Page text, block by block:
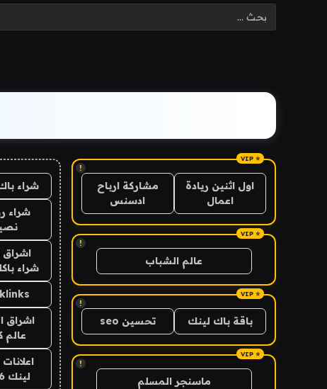
!
اول اثنين ريادة
اعمال
مشاركة ارباح
ادسنس
!
عالم الشباب
!
باقة باك لينك تحسين seo
!
ماسنجر المسلم
شراء
شراء
اشراق
شراء
اشراق
عالم
لينك 2026